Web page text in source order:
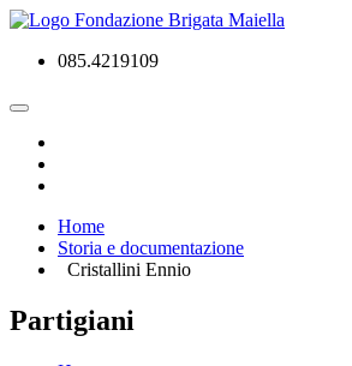
085.4219109
Home
Storia e documentazione
Cristallini Ennio
Partigiani